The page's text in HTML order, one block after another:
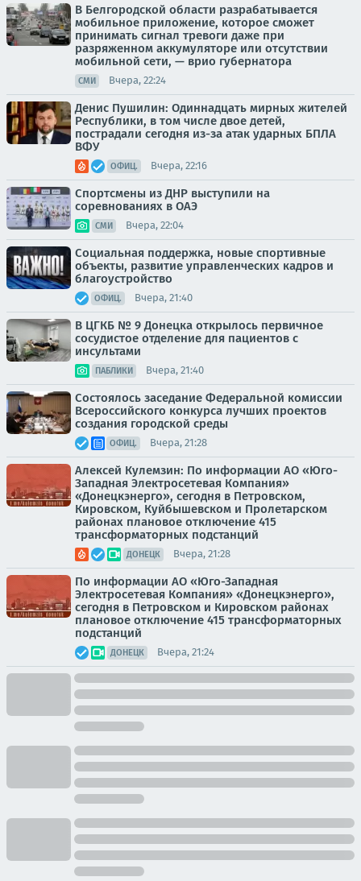
В Белгородской области разрабатывается
мобильное приложение, которое сможет
принимать сигнал тревоги даже при
разряженном аккумуляторе или отсутствии
мобильной сети, — врио губернатора
СМИ Вчера, 22:24
Денис Пушилин: Одиннадцать мирных жителей
Республики, в том числе двое детей,
пострадали сегодня из-за атак ударных БПЛА
ВФУ
ОФИЦ. Вчера, 22:16
Спортсмены из ДНР выступили на
соревнованиях в ОАЭ
СМИ Вчера, 22:04
Социальная поддержка, новые спортивные
объекты, развитие управленческих кадров и
благоустройство
ОФИЦ. Вчера, 21:40
В ЦГКБ № 9 Донецка открылось первичное
сосудистое отделение для пациентов с
инсультами
ПАБЛИКИ Вчера, 21:40
Состоялось заседание Федеральной комиссии
Всероссийского конкурса лучших проектов
создания городской среды
ОФИЦ. Вчера, 21:28
Алексей Кулемзин: По информации АО «Юго-
Западная Электросетевая Компания»
«Донецкэнерго», сегодня в Петровском,
Кировском, Куйбышевском и Пролетарском
районах плановое отключение 415
трансформаторных подстанций
ДОНЕЦК Вчера, 21:28
По информации АО «Юго-Западная
Электросетевая Компания» «Донецкэнерго»,
сегодня в Петровском и Кировском районах
плановое отключение 415 трансформаторных
подстанций
ДОНЕЦК Вчера, 21:24